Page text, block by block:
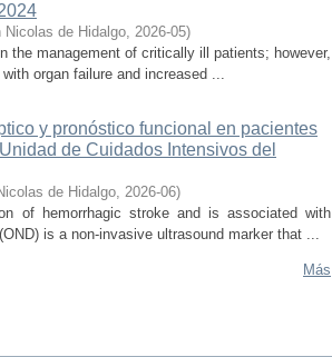
Nicolas de Hidalgo, 2026-05)
the management of critically ill patients; however,
organ failure and increased ...
y pronóstico funcional en pacientes
de Cuidados Intensivos del
de Hidalgo, 2026-06)
of hemorrhagic stroke and is associated with
is a non-invasive ultrasound marker that ...
Más